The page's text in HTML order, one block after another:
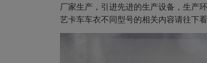
厂家生产，引进先进的生产设备，生产
艺卡车车衣不同型号的相关内容请往下看